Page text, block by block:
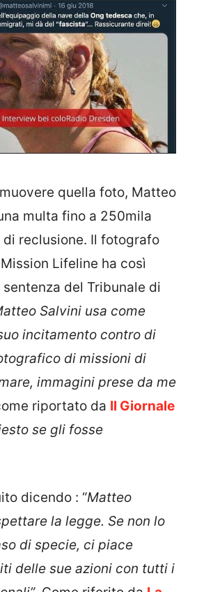
quella foto, Matteo
multa fino a 250mila
di reclusione. Il fotografo
Lifeline ha così
del Tribunale di
Salvini usa come
incitamento contro di
di missioni di
immagini prese da me
riportato da Il Giornale
se gli fosse
dicendo : “Matteo
la legge. Se non lo
di specie, ci piace
delle sue azioni con tutti i